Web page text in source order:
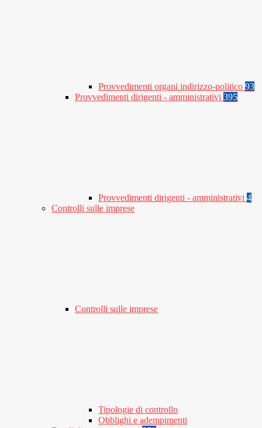
Provvedimenti organi indirizzo-politico 93
Provvedimenti dirigenti - amministrativi 395
Provvedimenti dirigenti - amministrativi 4
Controlli sulle imprese
Controlli sulle imprese
Tipologie di controllo
Obblighi e adempimenti